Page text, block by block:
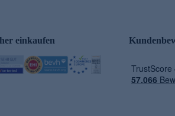
einkaufen